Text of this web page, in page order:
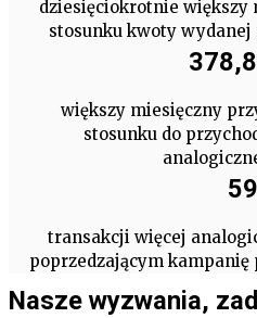
dziesięciokrotnie większy
stosunku kwoty
większy miesięczny
stosunku do
59
transakcji więcej
poprzedzającym kampanię
Nasze wyzwania,